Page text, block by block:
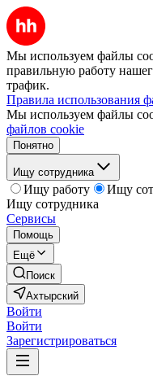
Мы используем файлы
правильную работу
трафик.
Правила использования
Мы используем файлы
файлов cookie
Понятно
Ищу сотрудника
Ищу работу
Ищу
Ищу сотрудника
Сервисы
Помощь
Ещё
Поиск
Ахтырский
Войти
Войти
Зарегистрироваться